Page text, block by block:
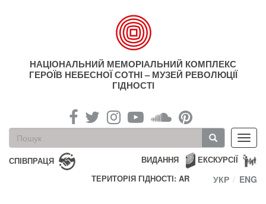
НАЦІОНАЛЬНИЙ МЕМОРІАЛЬНИЙ КОМПЛЕКС
ГЕРОЇВ НЕБЕСНОЇ СОТНІ – МУЗЕЙ РЕВОЛЮЦІЇ
ГІДНОСТІ
Пошукова
форма
Пошук
СПІВПРАЦЯ ЕКСКУРСІЇ
ВИДАННЯ
ТЕРИТОРІЯ ГІДНОСТІ: AR
УКР ENG